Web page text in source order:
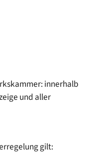
innerhalb
und aller
gilt: